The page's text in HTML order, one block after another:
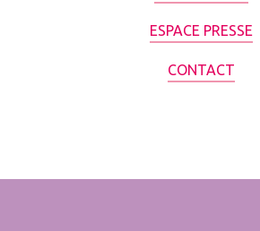
ESPACE PRESSE
CONTACT